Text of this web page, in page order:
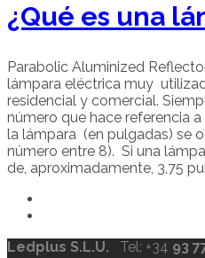
¿Qué es una
Parabolic Aluminized
lámpara eléctrica muy
residencial y comercial.
número que hace referencia
la lámpara (en pulgadas) se
número entre 8). Si una
de, aproximadamente, 3,75
Ledplus S.L.U. Tel: +34 93